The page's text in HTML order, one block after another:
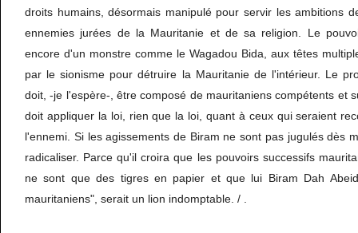
droits humains, désormais manipulé pour servir les ambitions
ennemies jurées de la Mauritanie et de sa religion. Le
encore d'un monstre comme le Wagadou Bida, aux têtes
par le sionisme pour détruire la Mauritanie de l'intérieur. Le
doit, -je l'espère-, être composé de mauritaniens compétents et
doit appliquer la loi, rien que la loi, quant à ceux qui seraient
l'ennemi. Si les agissements de Biram ne sont pas jugulés dès
radicaliser. Parce qu'il croira que les pouvoirs successifs
ne sont que des tigres en papier et que lui Biram Dah
mauritaniens", serait un lion indomptable. / .